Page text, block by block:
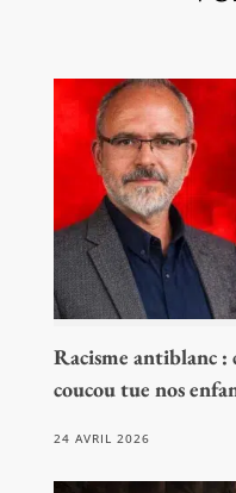
Racisme antiblanc
coucou tue nos
24 AVRIL 2026